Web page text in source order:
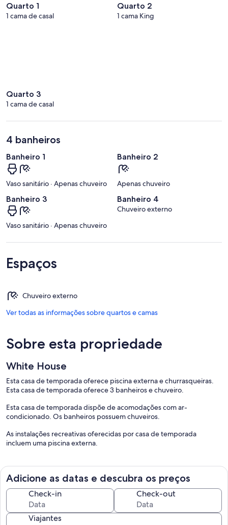
Quarto 1
1 cama de casal
Quarto 2
1 cama King
Quarto 3
1 cama de casal
4 banheiros
Banheiro 1
Vaso sanitário · Apenas chuveiro
Banheiro 2
Apenas chuveiro
Banheiro 3
Vaso sanitário · Apenas chuveiro
Banheiro 4
Chuveiro externo
Espaços
Chuveiro externo
Ver todas as informações sobre quartos e camas
Sobre esta propriedade
White House
Esta casa de temporada oferece piscina externa e churrasqueiras.
Esta casa de temporada oferece 3 banheiros e chuveiro.
Esta casa de temporada dispõe de acomodações com ar-
condicionado. Os banheiros possuem chuveiros.
As instalações recreativas oferecidas por casa de temporada
incluem uma piscina externa.
Adicione as datas e descubra os preços
Check-in Check-out
Viajantes